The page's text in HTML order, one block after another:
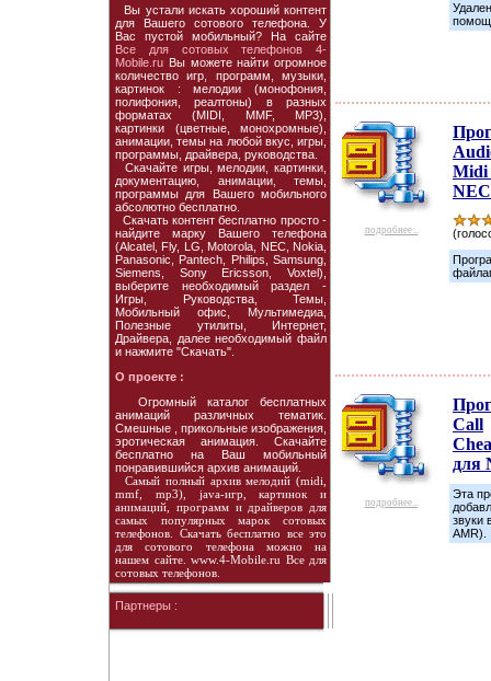
Вы устали искать хороший контент
для Вашего сотового телефона. У
Вас пустой мобильный? На сайте
Все для сотовых телефонов 4-
Mobile.ru Вы можете найти огромное
количество игр, программ, музыки,
картинок : мелодии (монофония,
полифония, реалтоны) в разных
форматах (MIDI, MMF, MP3),
картинки (цветные, монохромные),
анимации, темы на любой вкус, игры,
программы, драйвера, руководства.
Скачайте игры, мелодии, картинки,
документацию, анимации, темы,
программы для Вашего мобильного
абсолютно бесплатно.
Скачать контент бесплатно просто -
найдите марку Вашего телефона
(Alcatel, Fly, LG, Motorola, NEC, Nokia,
Panasonic, Pantech, Philips, Samsung,
Siemens, Sony Ericsson, Voxtel),
выберите необходимый раздел -
Игры, Руководства, Темы,
Мобильный офис, Мультимедиа,
Полезные утилиты, Интернет,
Драйвера, далее необходимый файл
и нажмите "Скачать".
О проекте :
Огромный каталог бесплатных
анимаций различных тематик.
Смешные , прикольные изображения,
эротическая анимация. Скачайте
бесплатно на Ваш мобильный
понравившийся архив анимаций.
Самый полный архив мелодий (midi,
mmf, mp3), java-игр, картинок и
анимаций, программ и драйверов для
самых популярных марок сотовых
телефонов. Скачать бесплатно все это
для сотового телефона можно на
нашем сайте. www.4-Mobile.ru Все для
сотовых телефонов.
Партнеры :
подробнее...
Midi
NEC
подробнее...
Call
для
Эта
звуки
AMR).